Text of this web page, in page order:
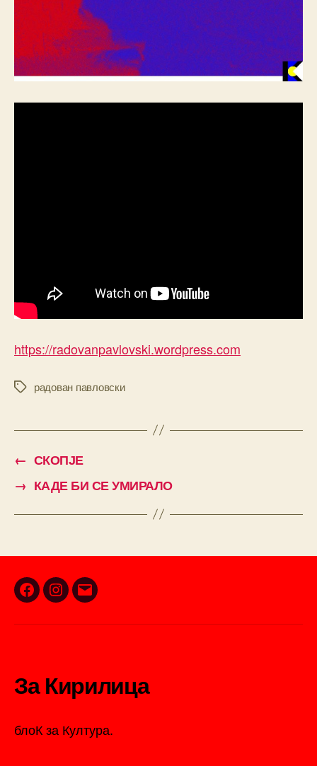
https://radovanpavlovski.wordpress.com
Tagsрадован павловски
← СКОПЈЕ
→ КАДЕ БИ СЕ УМИРАЛО
Facebook
Instagram
Email
За Кирилица
блоК за Култура.